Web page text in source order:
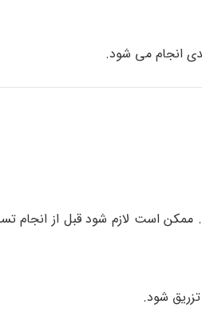
انجام می شود.
است لازم شود قبل از انجام
تزریق شود.